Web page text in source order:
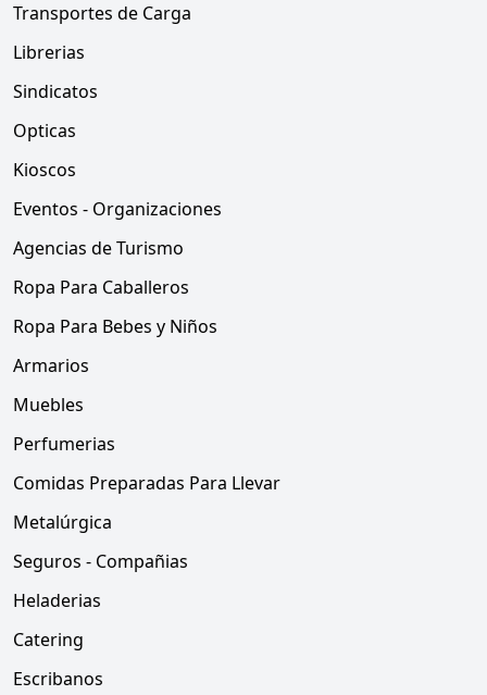
Transportes de Carga
Librerias
Sindicatos
Opticas
Kioscos
Eventos - Organizaciones
Agencias de Turismo
Ropa Para Caballeros
Ropa Para Bebes y Niños
Armarios
Muebles
Perfumerias
Comidas Preparadas Para Llevar
Metalúrgica
Seguros - Compañias
Heladerias
Catering
Escribanos